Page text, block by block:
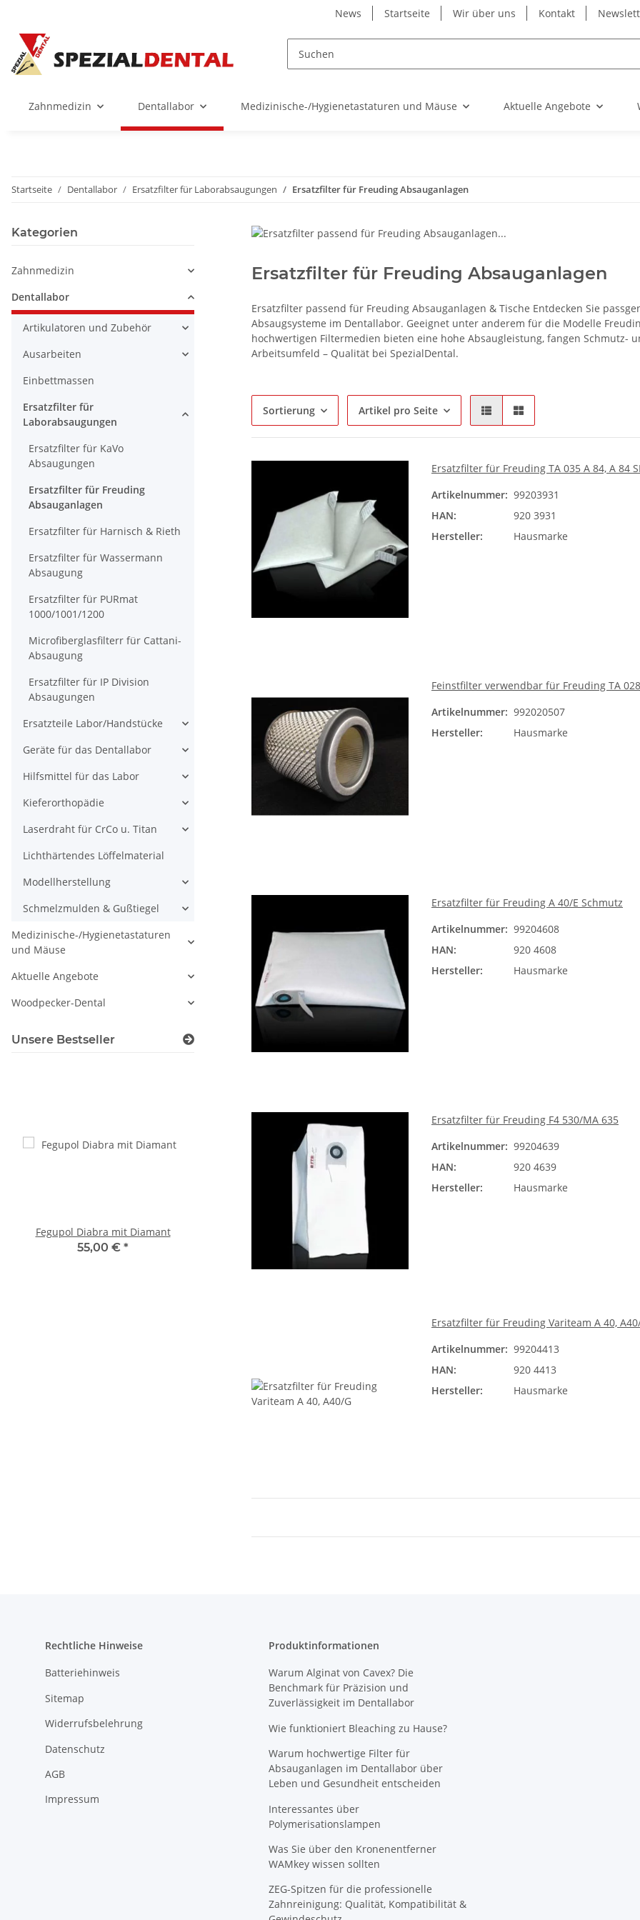
News Startseite Wir über uns Kontakt
Zahnmedizin Dentallabor Medizinische-/Hygienetastaturen und Mäuse Aktuelle Angebote
Startseite Dentallabor Ersatzfilter für Laborabsaugungen Ersatzfilter für Freuding Absauganlagen
Ersatzfilter für Freuding Absauganlagen
Ersatzfilter passend für Freuding Absauganlagen & Tische Entdecken Sie
Absaugsysteme im Dentallabor. Geeignet unter anderem für die Modelle
hochwertigen Filtermedien bieten eine hohe Absaugleistung, fangen Schmutz-
Arbeitsumfeld – Qualität bei SpezialDental.
Sortierung Artikel pro Seite
Ersatzfilter für Freuding TA 035 A 84, A 84
Artikelnummer: 99203931
HAN:
920 3931
Hersteller:
Hausmarke
Feinstfilter verwendbar für Freuding TA 028
Artikelnummer: 992020507
Hersteller:
Hausmarke
Ersatzfilter für Freuding A 40/E Schmutz
Artikelnummer: 99204608
HAN:
920 4608
Hersteller:
Hausmarke
Ersatzfilter für Freuding F4 530/MA 635
Artikelnummer: 99204639
HAN:
920 4639
Hersteller:
Hausmarke
Ersatzfilter für Freuding Variteam A 40,
Artikelnummer: 99204413
HAN:
920 4413
Hersteller:
Hausmarke
Kategorien
Zahnmedizin
Dentallabor
Artikulatoren und Zubehör
Ausarbeiten
Einbettmassen
Ersatzfilter für
Laborabsaugungen
Ersatzfilter für KaVo
Absaugungen
Ersatzfilter für Freuding
Absauganlagen
Ersatzfilter für Harnisch & Rieth
Ersatzfilter für Wassermann
Absaugung
Ersatzfilter für PURmat
1000/1001/1200
Microfiberglasfilterr für Cattani-
Absaugung
Ersatzfilter für IP Division
Absaugungen
Ersatzteile Labor/Handstücke
Geräte für das Dentallabor
Hilfsmittel für das Labor
Kieferorthopädie
Laserdraht für CrCo u. Titan
Lichthärtendes Löffelmaterial
Modellherstellung
Schmelzmulden & Gußtiegel
Medizinische-/Hygienetastaturen
und Mäuse
Aktuelle Angebote
Woodpecker-Dental
Unsere Bestseller
Fegupol Diabra mit Diamant
55,00 € *
Woodpecker Winkelstück 1:5 WJ-
45TL
349,00 €*
Rechtliche Hinweise
Batteriehinweis
Sitemap
Widerrufsbelehrung
Datenschutz
AGB
Impressum
Produktinformationen
Warum Alginat von Cavex? Die
Benchmark für Präzision und
Zuverlässigkeit im Dentallabor
Wie funktioniert Bleaching zu Hause?
Warum hochwertige Filter für
Absauganlagen im Dentallabor über
Leben und Gesundheit entscheiden
Interessantes über
Polymerisationslampen
Was Sie über den Kronenentferner
WAMkey wissen sollten
ZEG-Spitzen für die professionelle
Zahnreinigung: Qualität, Kompatibilität &